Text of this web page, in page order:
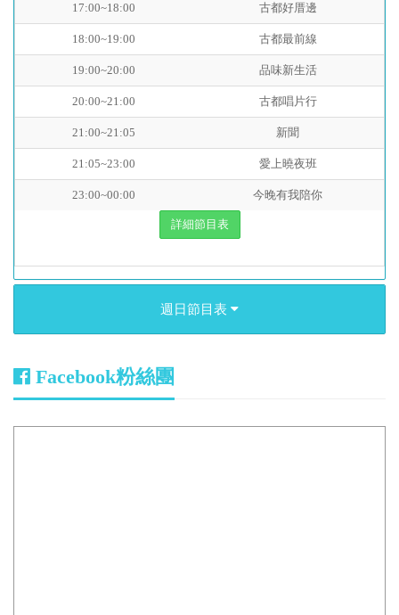
17:00~18:00 古都好厝邊
18:00~19:00 古都最前線
19:00~20:00 品味新生活
20:00~21:00 古都唱片行
21:00~21:05 新聞
21:05~23:00 愛上曉夜班
23:00~00:00 今晚有我陪你
詳細節目表
週日節目表
Facebook粉絲團